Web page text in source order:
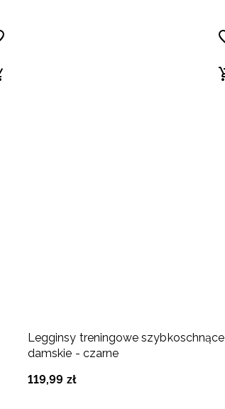
Legginsy treningowe szybkoschnące
damskie - czarne
119,99 zł